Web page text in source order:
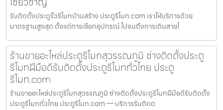
รับติดตั้งประตูรั้วรีโมทบ้านสร้าง ประตูรีโมท.com เราให้บริการด้วย
มาตรฐานสูงสุด ตั้งแต่การเลือกอุปกรณ์ ไปจนถึงการเดินสายไ
ร้านขายอะไหล่ประตูรีโมทสุวรรณภูมิ ช่างติดตั้งประตู
รีโมทฝีมือดีรับติดตั้งประตูรีโมททั่วไทย ประตู
รีโมท.com
ร้านขายอะไหล่ประตูรีโมทสุวรรณภูมิ ช่างติดตั้งประตูรีโมทฝีมือดีรับติดตั้ง
ประตูรีโมททั่วไทย ประตูรีโมท.com — บริการรับติดต